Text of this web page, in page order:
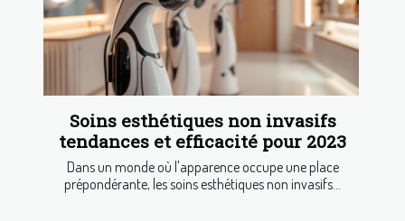
Soins esthétiques non invasifs
tendances et efficacité pour 2023
Dans un monde où l'apparence occupe une place
prépondérante, les soins esthétiques non invasifs...